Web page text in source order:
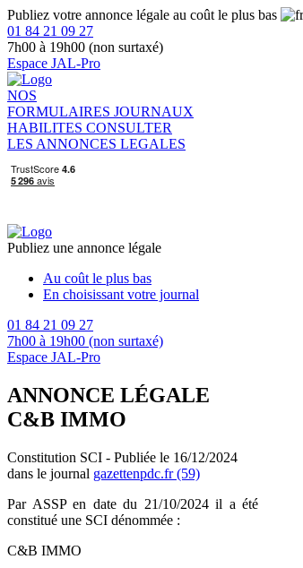
Publiez votre annonce légale au coût le plus bas
01 84 21 09 27
7h00 à 19h00 (non surtaxé)
Espace JAL-Pro
NOS
FORMULAIRES JOURNAUX
HABILITES CONSULTER
LES ANNONCES LEGALES
Publiez une annonce légale
Au coût le plus bas
En choisissant votre journal
01 84 21 09 27
7h00 à 19h00 (non surtaxé)
Espace JAL-Pro
ANNONCE LÉGALE
C&B IMMO
Constitution SCI - Publiée le 16/12/2024
dans le journal gazettenpdc.fr (59)
Par ASSP en date du 21/10/2024 il a été
constitué une SCI dénommée :
C&B IMMO